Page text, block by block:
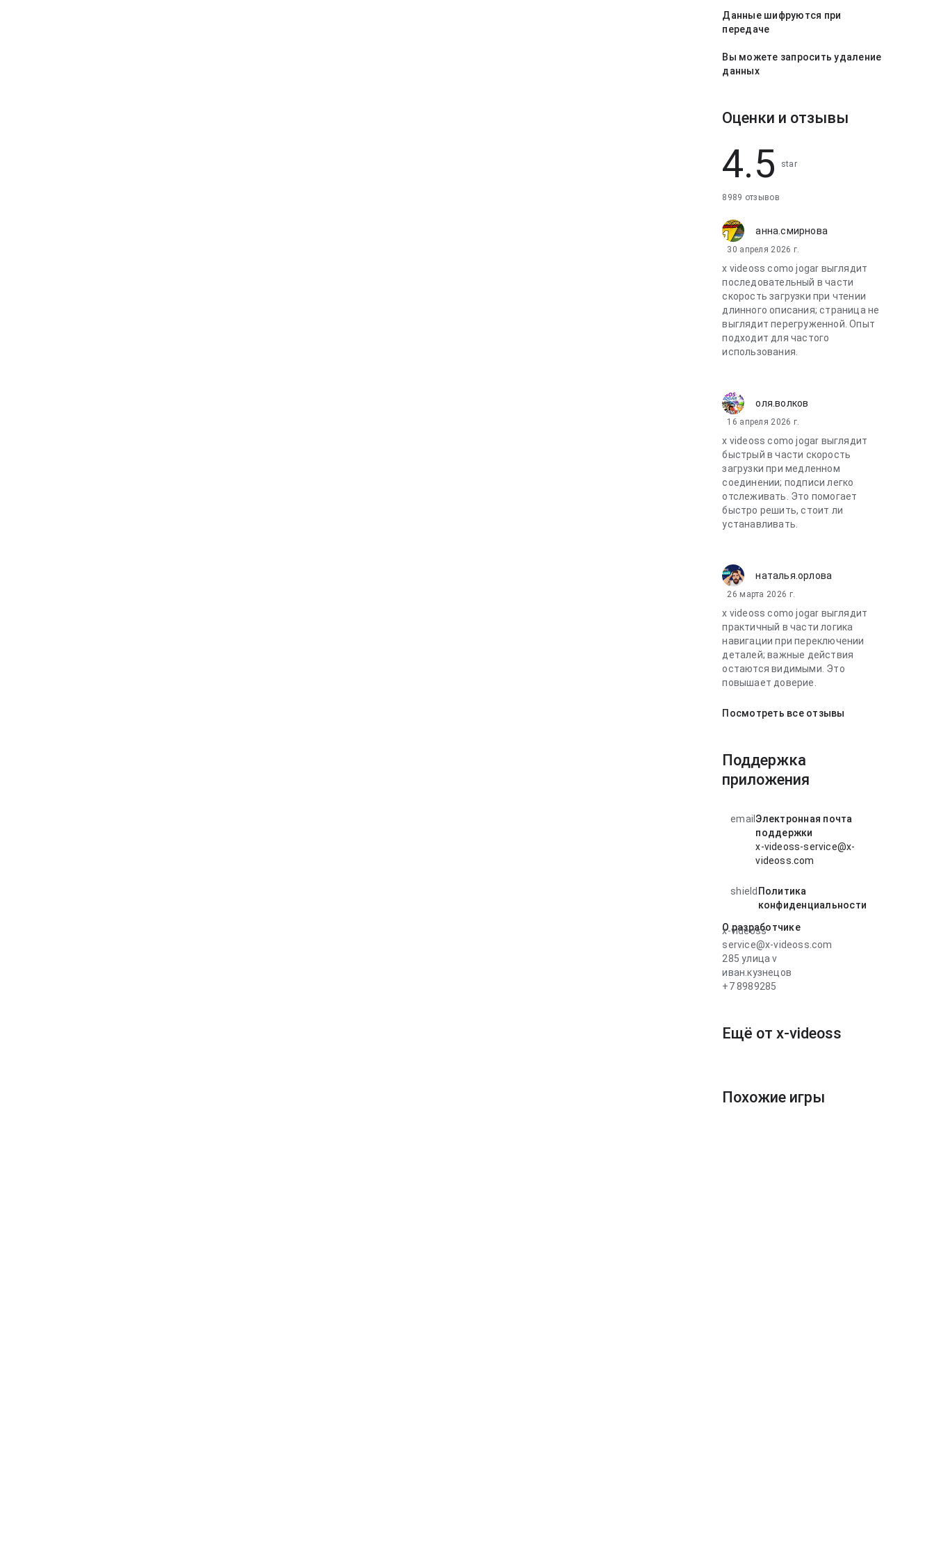
Данные шифруются при
передаче
Вы можете запросить удаление
данных
Оценки и отзывы
4.5 star
8989 отзывов
анна.смирнова
30 апреля 2026 г.
x videoss como jogar выглядит
последовательный в части
скорость загрузки при чтении
длинного описания; страница не
выглядит перегруженной. Опыт
подходит для частого
использования.
оля.волков
16 апреля 2026 г.
x videoss como jogar выглядит
быстрый в части скорость
загрузки при медленном
соединении; подписи легко
отслеживать. Это помогает
быстро решить, стоит ли
устанавливать.
наталья.орлова
26 марта 2026 г.
x videoss como jogar выглядит
практичный в части логика
навигации при переключении
деталей; важные действия
остаются видимыми. Это
повышает доверие.
Посмотреть все отзывы
Поддержка
приложения
email Электронная почта
поддержки
x-videoss-service@x-
videoss.com
shield Политика
конфиденциальности
О разработчике
x-videoss
service@x-videoss.com
285 улица v
иван.кузнецов
+7 8989285
Ещё от x-videoss
Похожие игры